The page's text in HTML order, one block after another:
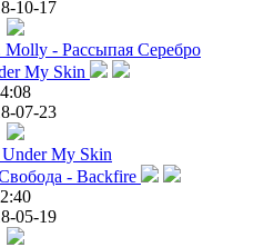
10-17
- Рассыпая Серебро
4:08
07-23
My Skin
2:40
05-19